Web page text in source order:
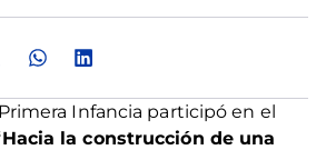
Infancia participó en el
la construcción de una